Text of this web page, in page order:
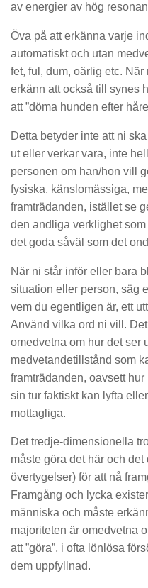
av energier av hög
Öva på att erkänna varje
automatiskt och utan
fet, ful, dum, oärlig etc.
erkänn att också till synes
att ”döma hunden efter
Detta betyder inte att ni
ut eller verkar vara, inte
personen om han/hon vill
fysiska, känslomässiga,
framträdanden, istället se
den andliga verklighet
det goda såväl som det
När ni står inför eller bara
situation eller person, säg
vem du egentligen är, ett
Använd vilka ord ni vill.
omedvetna om hur det ser
medvetandetillstånd som
framträdanden, oavsett
sin tur faktiskt kan lyfta
mottagliga.
Det tredje-dimensionella
måste göra det här och
övertygelser) för att nå
Framgång och lycka
människa och måste
majoriteten är omedvetna
att ”göra”, i ofta lönlösa
dem uppfyllnad.